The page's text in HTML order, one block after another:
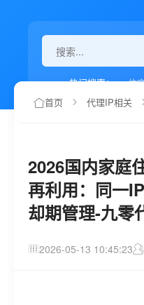
热门搜索： 住
代理
首页 代理IP相关
2026国内家庭
再利用：同一
却期管理-九零
2026-05-13 10:45:23